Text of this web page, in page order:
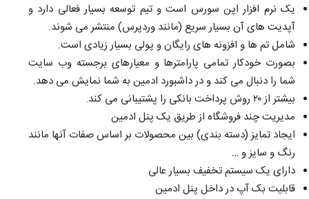
یک نرم افزار اپن سورس است و تیم توسعه بسیار فعالی دارد و
آپدیت های آن بسیار سریع (مانند وردپرس) منتشر می شوند.
شامل تم ها و افزونه های رایگان و پولی بسیار زیادی است.
بصورت خودکار تمامی پارامترها و معیارهای برجسته وب سایت
شما را دنبال می کند و در داشبورد ادمین به شما نمایش می دهد.
بیشتر از ۲۰ روش پرداخت بانکی را پشتیبانی می کند.
مدیریت چند فروشگاه از طریق یک پنل ادمین
ایجاد تمایز (دسته بندی) بین محصولات بر اساس صفات آنها مانند
رنگ و سایز و …
دارای یک سیستم تخفیف بسیار عالی
قابلیت بک آپ در داخل پنل ادمین